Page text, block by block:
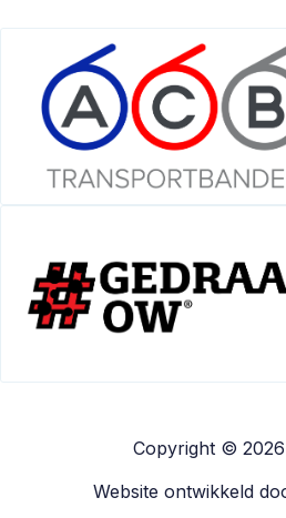
Copyright © 2026
Website ontwikkeld